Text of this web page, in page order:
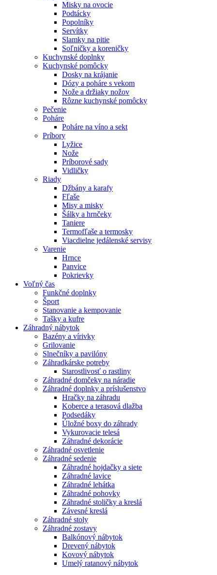
Misky na ovocie
Podtácky
Popolníky
Servítky
Slamky na pitie
Soľničky a koreničky
Kuchynské doplnky
Kuchynské pomôcky
Dosky na krájanie
Dózy a poháre s vekom
Nože a držiaky nožov
Rôzne kuchynské pomôcky
Pečenie
Poháre
Poháre na víno a sekt
Príbory
Lyžice
Nože
Príborové sady
Vidličky
Riady
Džbány a karafy
Fľaše
Misy a misky
Šálky a hrnčeky
Taniere
Termofľaše a termosky
Viacdielne jedálenské servisy
Varenie
Hrnce
Panvice
Pokrievky
Voľný čas
Funkčné doplnky
Šport
Stanovanie a kempovanie
Tašky a kufre
Záhradný nábytok
Bazény a vírivky
Grilovanie
Slnečníky a pavilóny
Záhradkárske potreby
Starostlivosť o rastliny
Záhradné domčeky na náradie
Záhradné doplnky a príslušenstvo
Hračky na záhradu
Koberce a terasová dlažba
Podsedáky
Úložné boxy do záhrady
Vykurovacie telesá
Záhradné dekorácie
Záhradné osvetlenie
Záhradné sedenie
Záhradné hojdačky a siete
Záhradné lavice
Záhradné lehátka
Záhradné pohovky
Záhradné stoličky a kreslá
Závesné kreslá
Záhradné stoly
Záhradné zostavy
Balkónový nábytok
Drevený nábytok
Kovový nábytok
Umelý ratanový nábytok